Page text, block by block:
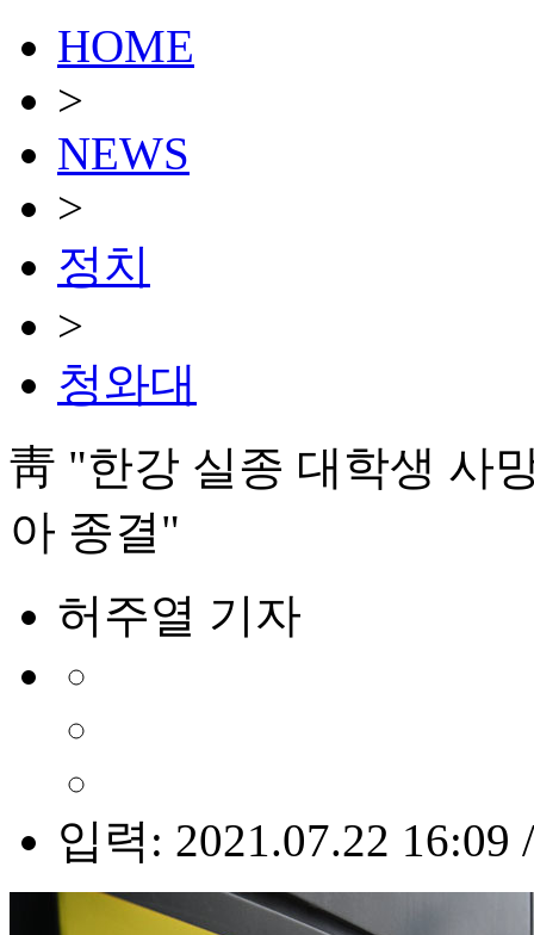
HOME
>
NEWS
>
정치
>
청와대
靑 "한강 실종 대학생 사
아 종결"
허주열 기자
입력: 2021.07.22 16:09